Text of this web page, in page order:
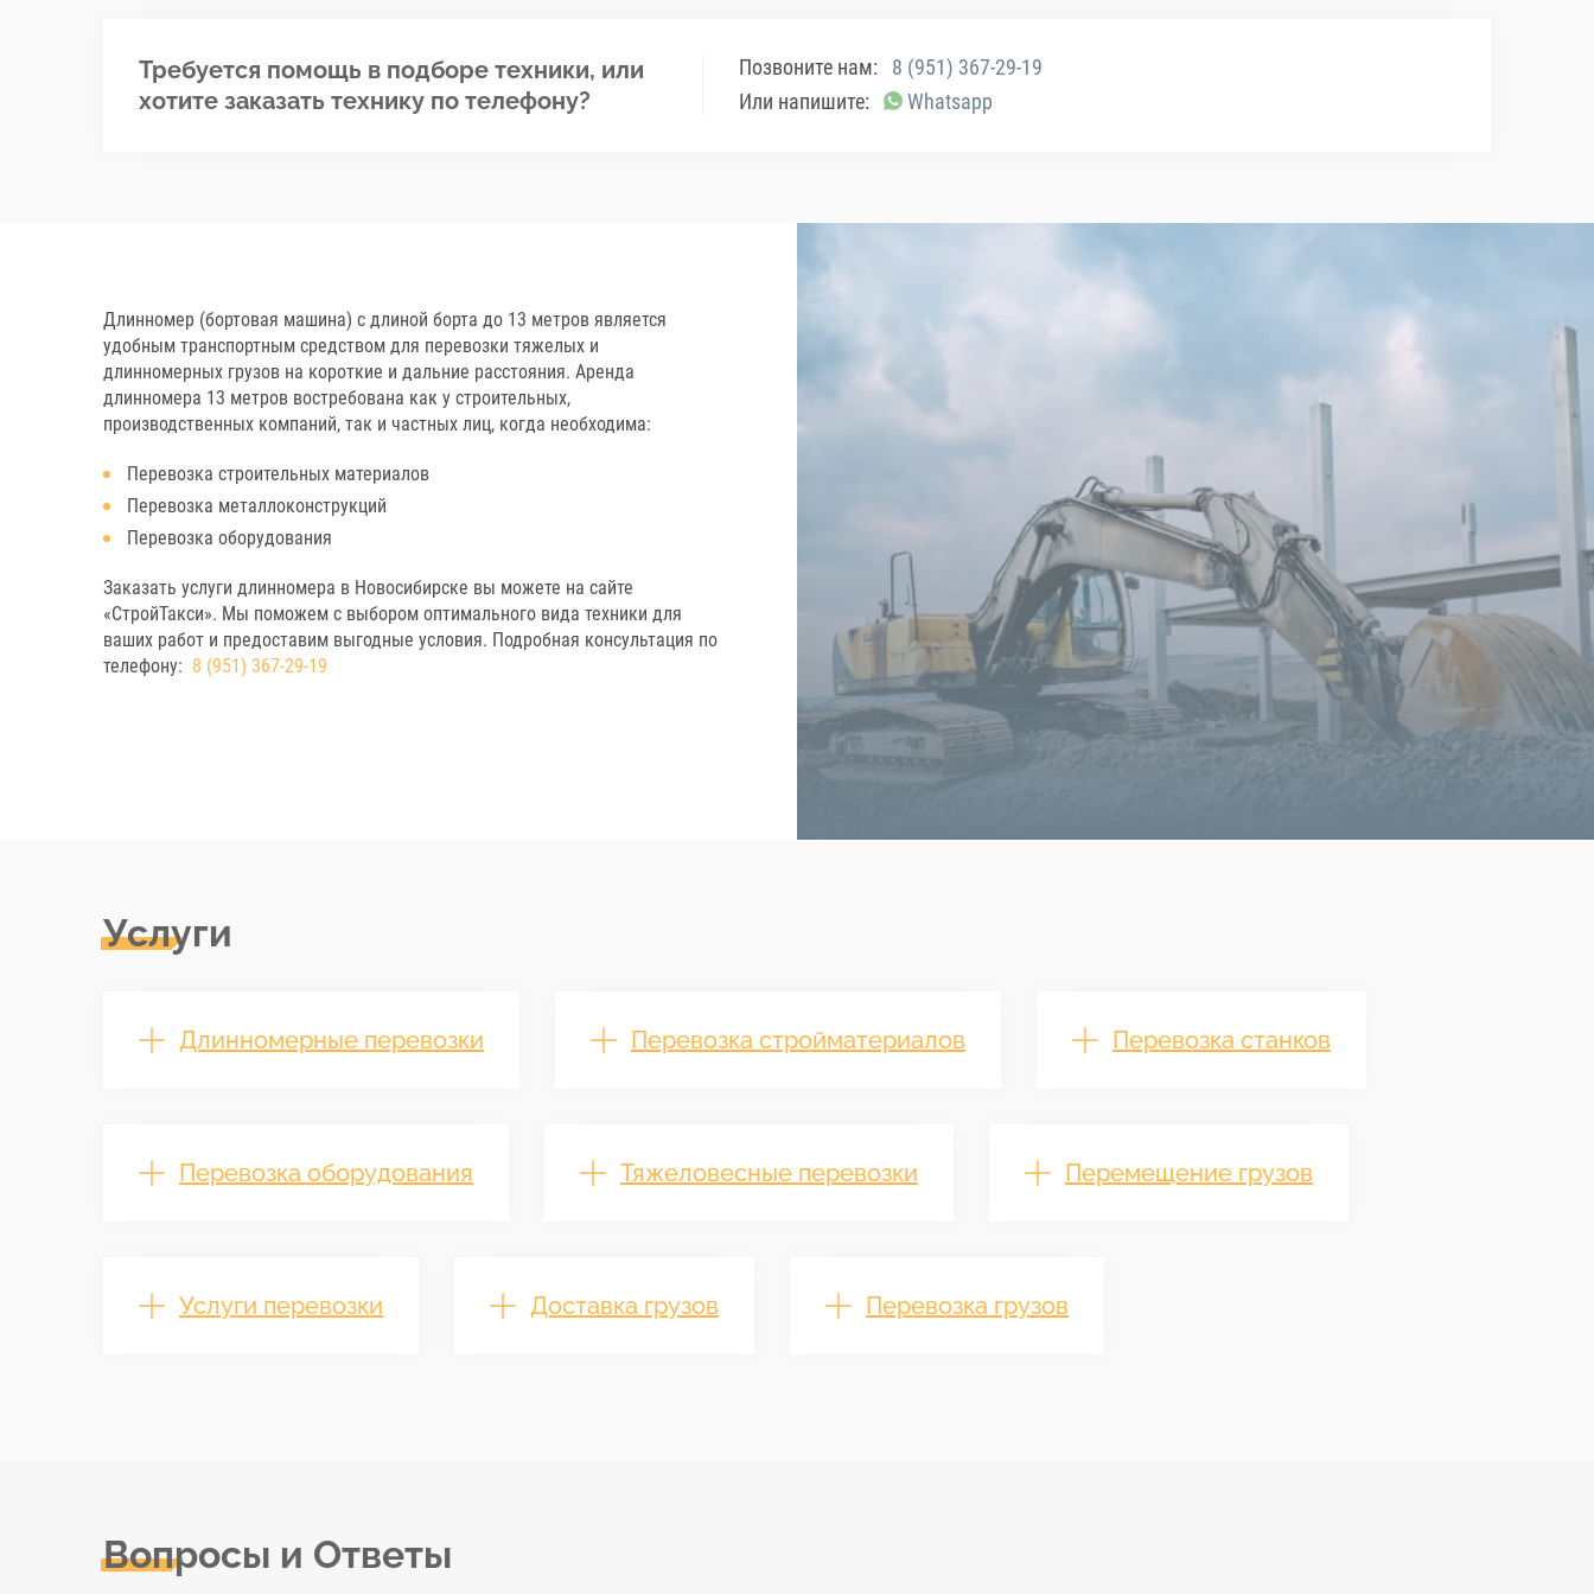
Требуется помощь в подборе техники, или
хотите заказать технику по телефону?
Позвоните нам:
8 (951) 367-29-19
Или напишите:
Whatsapp
Длинномер (бортовая машина) с длиной борта до 13 метров является
удобным транспортным средством для перевозки тяжелых и
длинномерных грузов на короткие и дальние расстояния. Аренда
длинномера 13 метров востребована как у строительных,
производственных компаний, так и частных лиц, когда необходима:
Перевозка строительных материалов
Перевозка металлоконструкций
Перевозка оборудования
Заказать услуги длинномера в Новосибирске вы можете на сайте
«СтройТакси». Мы поможем с выбором оптимального вида техники для
ваших работ и предоставим выгодные условия. Подробная консультация по
телефону: 8 (951) 367-29-19
Услуги
Длинномерные перевозки Перевозка стройматериалов Перевозка станков
Перевозка оборудования Тяжеловесные перевозки Перемещение грузов
Услуги перевозки Доставка грузов Перевозка грузов
Вопросы и Ответы